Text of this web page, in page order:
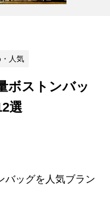
人気
ボストンバッ
選
バッグを人気ブラン